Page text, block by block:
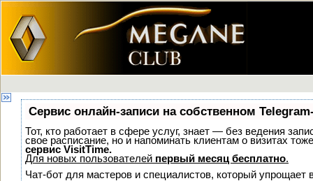
Сервис онлайн-записи на собственном
Тот, кто работает в сфере услуг, знает — без ведения
свое расписание, но и напоминать клиентам о визитах
сервис VisitTime.
Для новых пользователей первый месяц бесплатно.
Чат-бот для мастеров и специалистов, который упрощает